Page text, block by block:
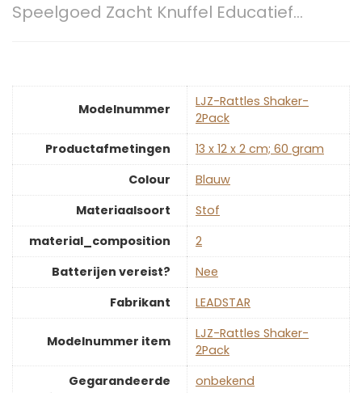
Speelgoed Zacht Knuffel Educatief…
Modelnummer
‎LJZ-Rattles Shaker-
2Pack
Productafmetingen
‎13 x 12 x 2 cm; 60 gram
Colour
‎Blauw
Materiaalsoort
‎Stof
material_composition
‎2
Batterijen vereist?
‎Nee
Fabrikant
‎LEADSTAR
Modelnummer item
‎LJZ-Rattles Shaker-
2Pack
Gegarandeerde
‎onbekend